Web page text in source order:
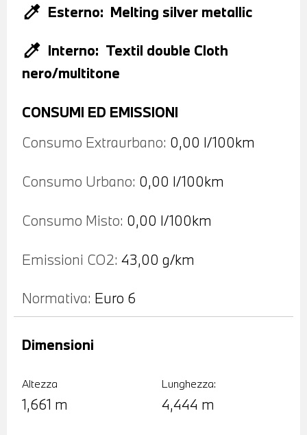
colorize Esterno: Melting silver metallic
colorize Interno: Textil double Cloth
nero/multitone
CONSUMI ED EMISSIONI
Consumo Extraurbano: 0,00 l/100km
Consumo Urbano: 0,00 l/100km
Consumo Misto: 0,00 l/100km
Emissioni CO2: 43,00 g/km
Normativa: Euro 6
Altezza
1,661 m
Lunghezza:
4,444 m
Dimensioni